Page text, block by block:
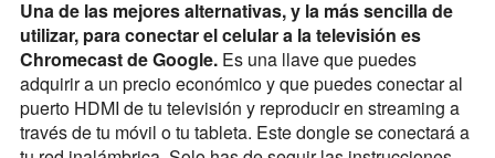
Una de las mejores alternativas, y la más sencilla de
utilizar, para conectar el celular a la televisión es
Chromecast de Google.Es una llave que puedes
adquirir a un precio económico y que puedes conectar al
puerto HDMI de tu televisión y reproducir en streaming a
través de tu móvil o tu tableta. Este dongle se conectará a